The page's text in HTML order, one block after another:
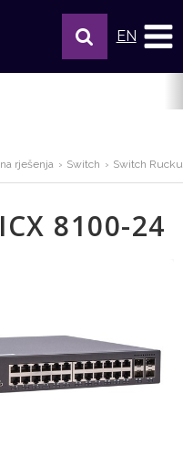
EN
rješenja Switch Switch
8100-24